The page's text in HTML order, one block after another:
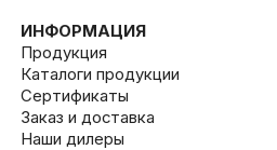
ИНФОРМАЦИЯ
Продукция
Каталоги продукции
Сертификаты
Заказ и доставка
Наши дилеры